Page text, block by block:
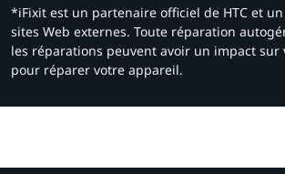
*iFixit est un partenaire officiel de HTC et
sites Web externes. Toute réparation
les réparations peuvent avoir un impact
pour réparer votre appareil.​